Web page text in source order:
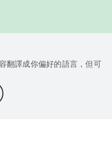
翻譯成你偏好的語言，但可